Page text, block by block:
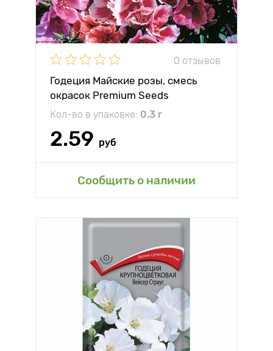
0 отзывов
Годеция Майские розы, смесь
окрасок Premium Seeds
Кол-во в упаковке: 0.3 г
2.59 руб
Сообщить о наличии